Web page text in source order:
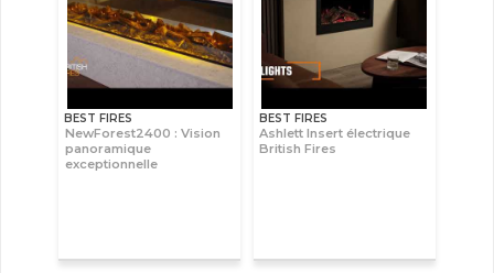
BEST FIRES
NewForest2400 : Vision
panoramique
exceptionnelle
BEST FIRES
Ashlett Insert électrique
British Fires